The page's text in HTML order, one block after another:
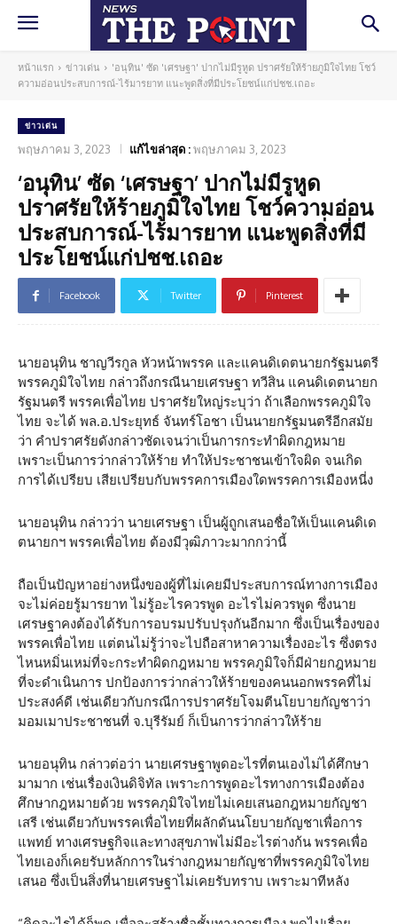
หน้าแรก ข่าวเด่น
'อนุทิน' ซัด 'เศรษฐา' ปากไม่มีรูหูด ปราศรัยให้ร้ายภูมิใจไทย โชว์
ความอ่อนประสบการณ์-ไร้มารยาท แนะพูดสิ่งที่มีประโยชน์แก่ปชช.เถอะ
ข่าวเด่น
พฤษภาคม 3, 2023 แก้ไขล่าสุด :พฤษภาคม 3, 2023
‘อนุทิน’ ซัด ‘เศรษฐา’ ปากไม่มีรูหูด
ปราศรัยให้ร้ายภูมิใจไทย โชว์ความอ่อน
ประสบการณ์-ไร้มารยาท แนะพูดสิ่งที่มี
ประโยชน์แก่ปชช.เถอะ
Facebook Twitter Pinterest
นายอนุทิน ชาญวีรกูล หัวหน้าพรรค และแคนดิเดตนายกรัฐมนตรี
พรรคภูมิใจไทย กล่าวถึงกรณีนายเศรษฐา ทวีสิน แคนดิเดตนายก
รัฐมนตรี พรรคเพื่อไทย ปราศรัยใหญ่ระบุว่า ถ้าเลือกพรรคภูมิใจ
ไทย จะได้ พล.อ.ประยุทธ์ จันทร์โอชา เป็นนายกรัฐมนตรีอีกสมัย
ว่า คำปราศรัยดังกล่าวชัดเจนว่าเป็นการกระทำผิดกฎหมาย
เพราะเป็นการว่ากล่าวให้ร้าย ทำให้ประชาชนเข้าใจผิด จนเกิด
การได้เปรียบ เสียเปรียบกับพรรคการเมืองใดพรรคการเมืองหนี่ง
นายอนุทิน กล่าวว่า นายเศรษฐา เป็นผู้ถูกเสนอชื่อให้เป็นแคนดิเด
ตนายกฯ พรรคเพื่อไทย ต้องมีวุฒิภาวะมากกว่านี้
ถือเป็นปัญหาอย่างหนึ่งของผู้ที่ไม่เคยมีประสบการณ์ทางการเมือง
จะไม่ค่อยรู้มารยาท ไม่รู้อะไรควรพูด อะไรไม่ควรพูด​ ซึ่งนาย
เศรษฐาคงต้องได้รับการอบรมปรับปรุงกันอีกมาก ซึ่งเป็นเรื่องของ
พรรคเพื่อไทย แต่ตนไม่รู้ว่าจะไปถือสาหาความเรื่องอะไร ซึ่งตรง
ไหนหมิ่นเหม่ที่จะกระทำผิดกฎหมาย พรรคภูมิใจก็มีฝ่ายกฎหมาย
ที่จะดำเนินการ ปกป้องการว่ากล่าวให้ร้ายของคนนอกพรรคที่ไม่
ประสงค์ดี เช่นเดียวกับกรณีการปราศรัยโจมตีนโยบายกัญชาว่า
มอมเมาประชาชนที่ จ.บุรีรัมย์ ก็เป็นการว่ากล่าวให้ร้าย
นายอนุทิน กล่าวต่อว่า นายเศรษฐาพูดอะไรที่ตนเองไม่ได้ศึกษา
มามาก เช่นเรื่องเงินดิจิทัล เพราะการพูดอะไรทางการเมืองต้อง
ศึกษากฎหมายด้วย พรรคภุมิใจไทยไม่เคยเสนอกฎหมายกัญชา
เสรี เช่นเดียวกับพรรคเพื่อไทยที่ผลักดันนโยบายกัญชาเพื่อการ
แพทย์ ทางเศรษฐกิจและทางสุขภาพไม่มีอะไรต่างก้น พรรคเพื่อ
ไทยเองก็เคยรับหลักการในร่างกฎหมายกัญชาที่พรรคภูมิใจไทย
เสนอ ซึ่งเป็นสิ่งที่นายเศรษฐาไม่เคยรับทราบ เพราะมาทีหลัง